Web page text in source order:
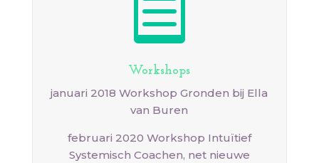
Workshops
januari 2018 Workshop Gronden bij Ella
van Buren
februari 2020 Workshop Intuïtief
Systemisch Coachen, net nieuwe